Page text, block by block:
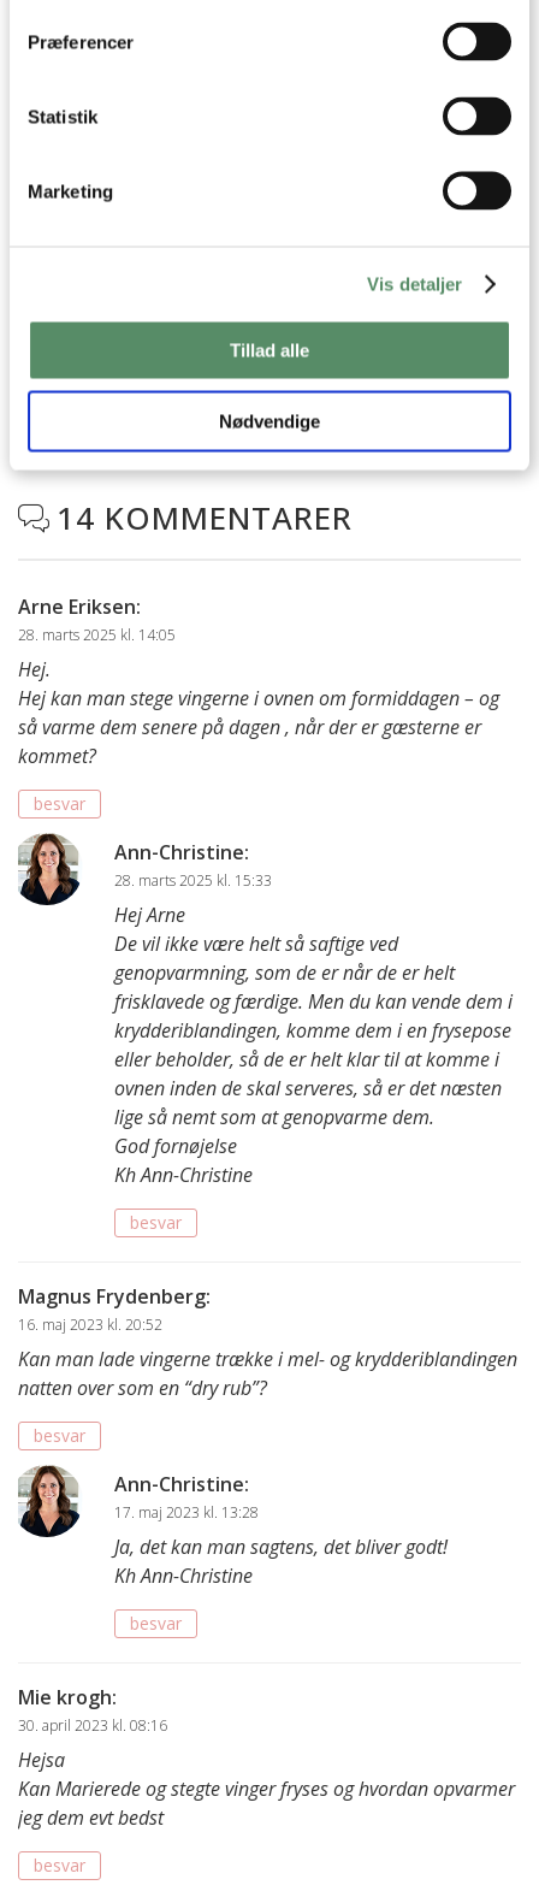
Præferencer
Statistik
Marketing
Vis detaljer
Tillad alle
Nødvendige
Aftensmad
Hvedemel
SPØRGSMÅL TIL OPSKRIFTEN?
Har du spørgsmål til opskriften eller lyst til at sende en sød
hilsen, så kan du skrive til mig i kommentarfeltet herunder.
hvis det allerede er stillet og besvaret - eller du kan kigge på
, hvor jeg giver svar på mange 'ofte stillede
 14 KOMMENTARER
Arne Eriksen:
28. marts 2025 kl. 14:05
Hej.
Hej kan man stege vingerne i ovnen om formiddagen – og
så varme dem senere på dagen , når der er gæsterne er
kommet?
besvar
Ann-Christine:
28. marts 2025 kl. 15:33
Hej Arne
De vil ikke være helt så saftige ved
genopvarmning, som de er når de er helt
frisklavede og færdige. Men du kan vende dem i
krydderiblandingen, komme dem i en frysepose
eller beholder, så de er helt klar til at komme i
ovnen inden de skal serveres, så er det næsten
lige så nemt som at genopvarme dem.
God fornøjelse
Kh Ann-Christine
besvar
Magnus Frydenberg:
16. maj 2023 kl. 20:52
Kan man lade vingerne trække i mel- og krydderiblandingen
natten over som en “dry rub”?
besvar
Ann-Christine:
17. maj 2023 kl. 13:28
Ja, det kan man sagtens, det bliver godt!
Kh Ann-Christine
besvar
Mie krogh:
30. april 2023 kl. 08:16
Hejsa
Kan Marierede og stegte vinger fryses og hvordan opvarmer
jeg dem evt bedst
besvar